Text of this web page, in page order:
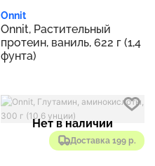
Onnit
Onnit, Растительный
протеин, ваниль, 622 г (1,4
фунта)
Доставка 199 р.
Нет в наличии